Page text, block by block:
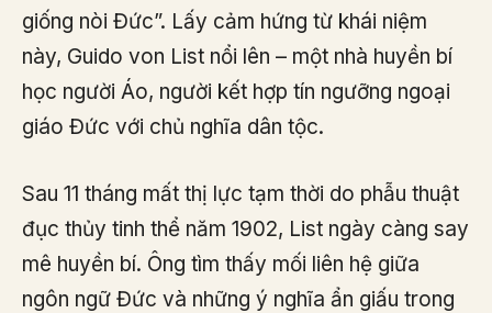
giống nòi Đức”. Lấy cảm hứng từ khái niệm
này, Guido von List nổi lên – một nhà huyền bí
học người Áo, người kết hợp tín ngưỡng ngoại
giáo Đức với chủ nghĩa dân tộc.
Sau 11 tháng mất thị lực tạm thời do phẫu thuật
đục thủy tinh thể năm 1902, List ngày càng say
mê huyền bí. Ông tìm thấy mối liên hệ giữa
ngôn ngữ Đức và những ý nghĩa ẩn giấu trong